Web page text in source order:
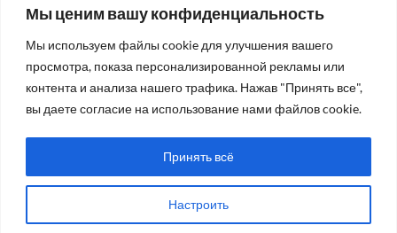
Мы ценим вашу конфиденциальность
Мы используем файлы cookie для улучшения вашего
просмотра, показа персонализированной рекламы или
контента и анализа нашего трафика. Нажав "Принять все",
вы даете согласие на использование нами файлов cookie.
Настроить
Принять всё
Правила поведения на сайте
Реклама
Старый сайт
Старый HTML сайт